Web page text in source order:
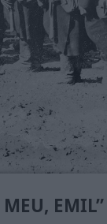
EMIL”